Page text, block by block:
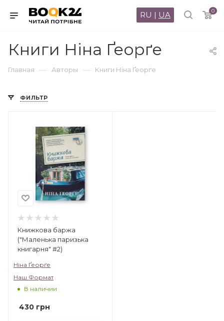
0
RU | UA
Книги Ніна Ґеорґе
Главная — Авторы — Книги Ніна Ґеорґе
ФИЛЬТР
Книжкова баржа
("Маленька паризька
книгарня" #2)
Ніна Ґеорґе
Наш Формат
В наличии
430 грн